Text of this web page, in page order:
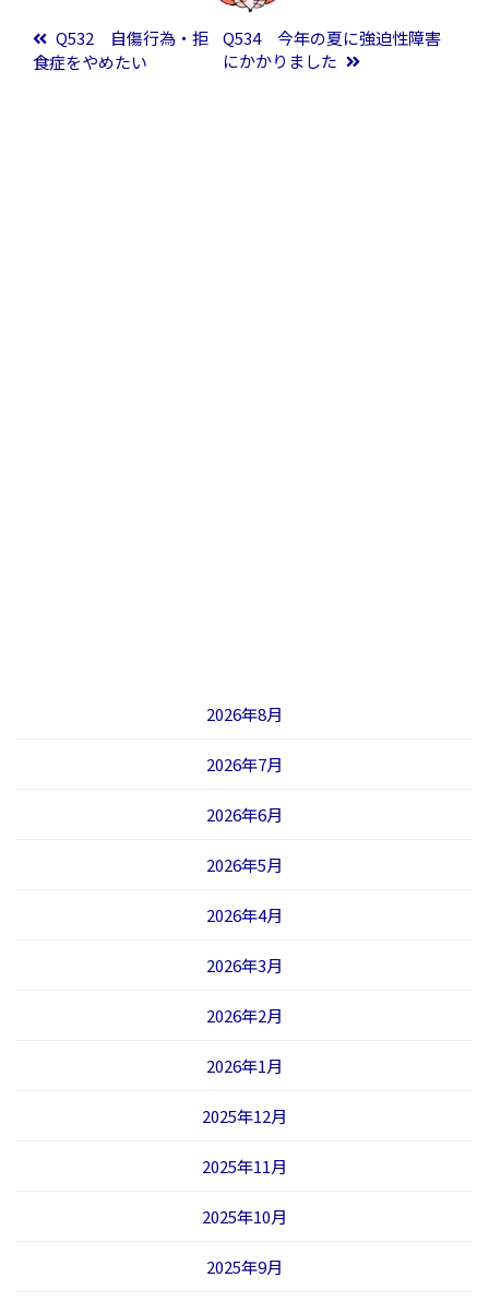
投稿ナビゲーション
Q532 自傷行為・拒
食症をやめたい
Q534 今年の夏に強迫性障害
にかかりました
2026年8月
2026年7月
2026年6月
2026年5月
2026年4月
2026年3月
2026年2月
2026年1月
2025年12月
2025年11月
2025年10月
2025年9月